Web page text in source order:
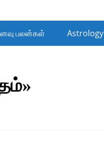
பலன்கள் Astrology